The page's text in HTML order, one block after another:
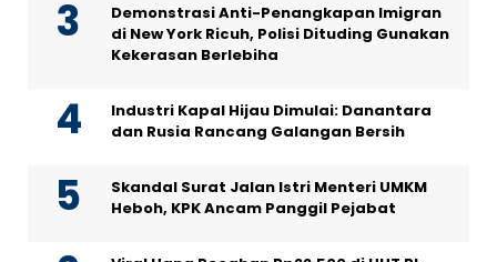
Demonstrasi Anti-Penangkapan Imigran
di New York Ricuh, Polisi Dituding Gunakan
Kekerasan Berlebiha
Industri Kapal Hijau Dimulai: Danantara
dan Rusia Rancang Galangan Bersih
Skandal Surat Jalan Istri Menteri UMKM
Heboh, KPK Ancam Panggil Pejabat